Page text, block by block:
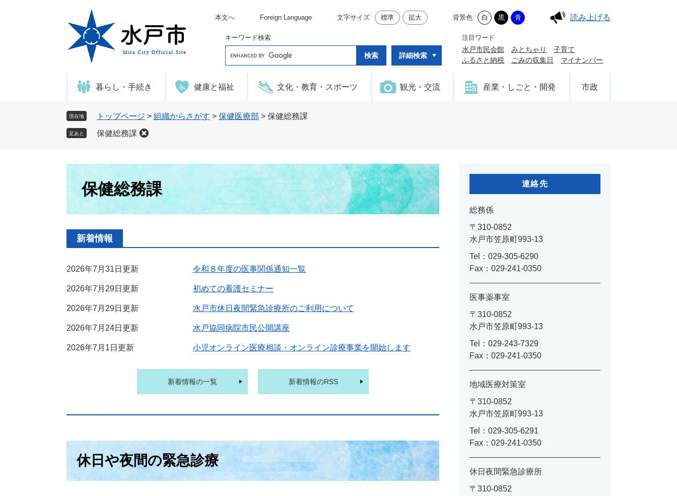
本文へ Foreign Language 文字サイズ 標準 拡大 背景色 白 黒 青 読み上げる
キーワード検索
o
e
タ
ム
詳細検索
注目ワード
水戸市民会館 みとちゃり
子育て
ふるさと納税
ごみの収集日 マイナンバー
暮らし・手続き 健康と福祉 文化・教育・スポーツ 観光・交流 産業・しごと・開発 市政
現在地 トップページ > 組織からさがす > 保健医療部 > 保健総務課
足あと 保健総務課
保健総務課
新着情報
2026年7月31日更新 令和８年度の医事関係通知一覧
2026年7月29日更新 初めての看護セミナー
2026年7月29日更新 水戸市休日夜間緊急診療所のご利用について
2026年7月24日更新 水戸協同病院市民公開講座
2026年7月1日更新 小児オンライン医療相談・オンライン診療事業を開始します
新着情報の一覧 新着情報のRSS
休日や夜間の緊急診療
連絡先
総務係
〒310-0852
水戸市笠原町993-13
Tel：029-305-6290
Fax：029-241-0350
医事薬事室
〒310-0852
水戸市笠原町993-13
Tel：029-243-7329
Fax：029-241-0350
地域医療対策室
〒310-0852
水戸市笠原町993-13
Tel：029-305-6291
Fax：029-241-0350
休日夜間緊急診療所
〒310-0852